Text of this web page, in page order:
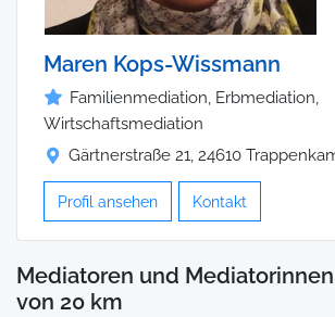
Maren Kops-Wissmann
Familienmediation, Erbmediation,
Wirtschaftsmediation
Gärtnerstraße 21, 24610
Profil ansehen Kontakt
Mediatoren und
von 20 km